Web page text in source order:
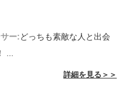
ー:どっちも素敵な人と出会
...
詳細を見る＞＞